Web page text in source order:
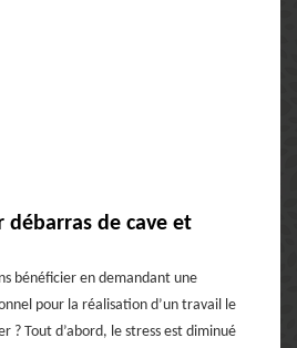
débarras de cave et
bénéficier en demandant une
pour la réalisation d’un travail le
? Tout d’abord, le stress est diminué